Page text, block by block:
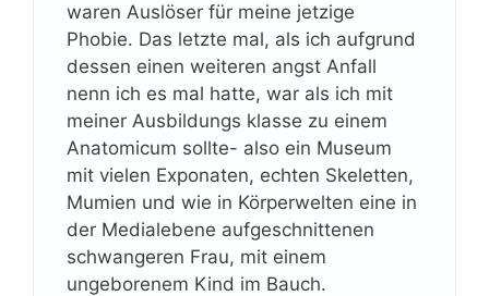
waren Auslöser für meine jetzige
Phobie. Das letzte mal, als ich aufgrund
dessen einen weiteren angst Anfall
nenn ich es mal hatte, war als ich mit
meiner Ausbildungs klasse zu einem
Anatomicum sollte- also ein Museum
mit vielen Exponaten, echten Skeletten,
Mumien und wie in Körperwelten eine in
der Medialebene aufgeschnittenen
schwangeren Frau, mit einem
ungeborenem Kind im Bauch.